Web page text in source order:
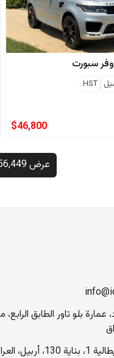
سبورت
HST
$46,800
عرض 56,449 إضافية
أربيل، العراق